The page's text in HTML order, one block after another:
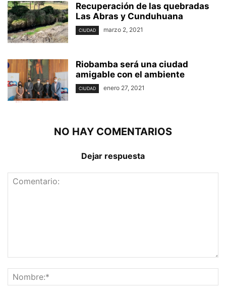
Recuperación de las quebradas
Las Abras y Cunduhuana
CIUDAD marzo 2, 2021
Riobamba será una ciudad
amigable con el ambiente
CIUDAD enero 27, 2021
NO HAY COMENTARIOS
Dejar respuesta